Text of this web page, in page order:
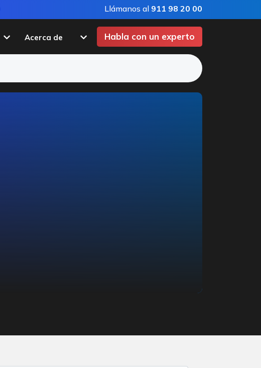
Llámanos al 911 98 20 00
Habla con un experto
Acerca de